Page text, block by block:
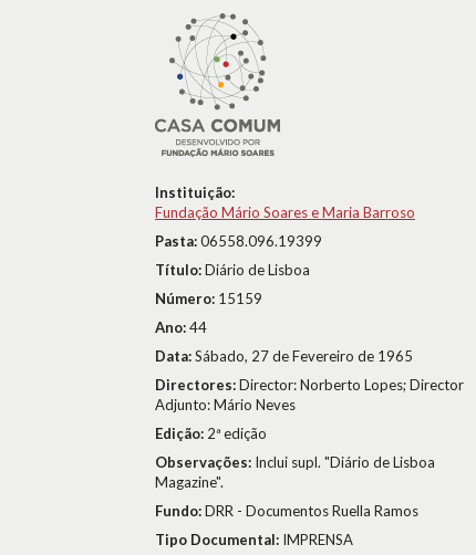
Instituição:
Fundação Mário Soares e Maria Barroso
Pasta:06558.096.19399
Título:Diário de Lisboa
Número: 15159
Ano:44
Data:Sábado, 27 de Fevereiro de 1965
Directores:Director: Norberto Lopes; Director
Adjunto: Mário Neves
Edição: 2ª edição
Observações: Inclui supl. "Diário de Lisboa
Magazine".
Fundo:DRR - Documentos Ruella Ramos
Tipo Documental: IMPRENSA